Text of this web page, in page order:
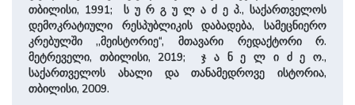
თბილისი, 1991; ს უ რ გ უ ლ ა ძ ე პ., საქართველოს
დემოკრატიული რესპუბლიკის დაბადება, სამეცნიერო
კრებულში ,,მეისტორიე“, მთავარი რედაქტორი რ.
მეტრეველი, თბილისი, 2019; ჯ ა ნ ე ლ ი ძ ე ო.,
საქართველოს ახალი და თანამედროვე ისტორია,
თბილისი, 2009.